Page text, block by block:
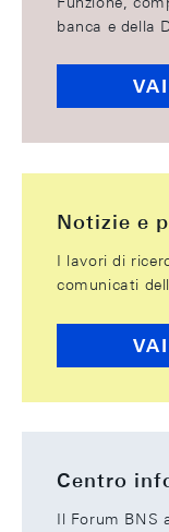
banca e della
Notizie e
I lavori di
comunicati
Centro
Il Forum BNS